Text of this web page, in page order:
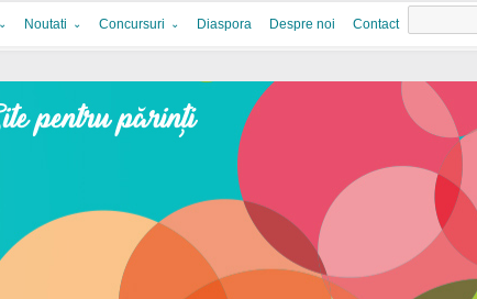
Noutati Concursuri Diaspora Despre noi Contact